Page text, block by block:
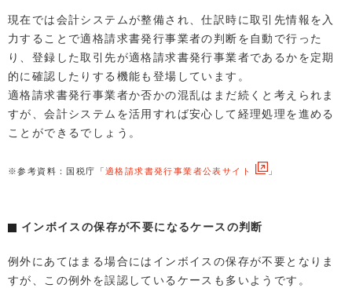
現在では会計システムが整備され、仕訳時に取引先情報を入
力することで適格請求書発行事業者の判断を自動で行った
り、登録した取引先が適格請求書発行事業者であるかを定期
的に確認したりする機能も登場しています。
適格請求書発行事業者か否かの混乱はまだ続くと考えられま
すが、会計システムを活用すれば安心して経理処理を進める
ことができるでしょう。
※参考資料：国税庁「適格請求書発行事業者公表サイト 」
インボイスの保存が不要になるケースの判断
例外にあてはまる場合にはインボイスの保存が不要となりま
すが、この例外を誤認しているケースも多いようです。